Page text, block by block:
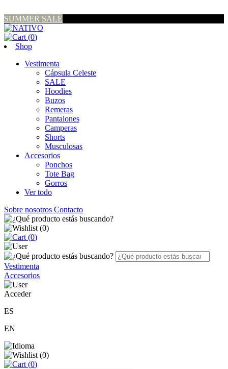
SUMMER SALE
(0)
Shop
Vestimenta
Cápsula Celeste
SALE
Hoodies
Buzos
Remeras
Pantalones
Camperas
Shorts
Musculosas
Accesorios
Ponchos
Tote Bag
Gorros
Ver todo
Sobre nosotros Contacto
(0)
(0)
Vestimenta
Accesorios
Acceder
ES
EN
(0)
(0)